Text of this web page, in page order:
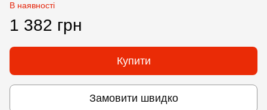
В наявності
1 382 грн
Купити
Замовити швидко